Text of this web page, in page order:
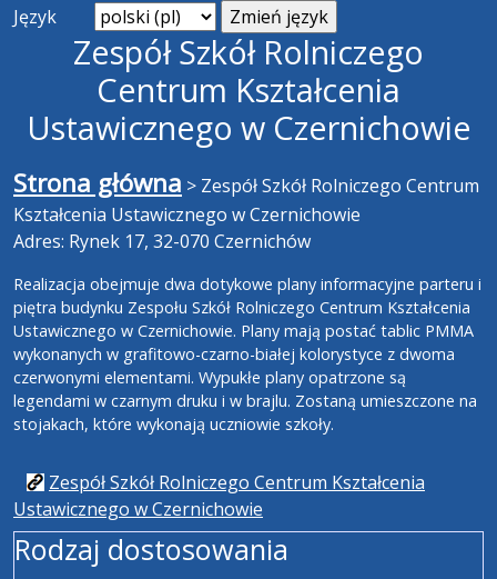
Język
Zespół Szkół Rolniczego
Centrum Kształcenia
Ustawicznego w Czernichowie
Strona główna > Zespół Szkół Rolniczego Centrum
Kształcenia Ustawicznego w Czernichowie
Adres: Rynek 17, 32-070 Czernichów
Realizacja obejmuje dwa dotykowe plany informacyjne parteru i
piętra budynku Zespołu Szkół Rolniczego Centrum Kształcenia
Ustawicznego w Czernichowie. Plany mają postać tablic PMMA
wykonanych w grafitowo-czarno-białej kolorystyce z dwoma
czerwonymi elementami. Wypukłe plany opatrzone są
legendami w czarnym druku i w brajlu. Zostaną umieszczone na
stojakach, które wykonają uczniowie szkoły.
Zespół Szkół Rolniczego Centrum Kształcenia
Ustawicznego w Czernichowie
Rodzaj dostosowania